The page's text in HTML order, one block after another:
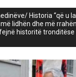
Historia “që u
lidhën dhe më
historitë tronditëse